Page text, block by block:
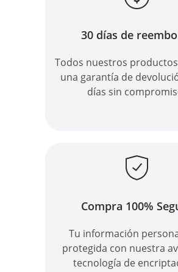
30 días de
Todos nuestros
una garantía de
días sin
Compra 100%
Tu información
protegida con nuestra
tecnología de